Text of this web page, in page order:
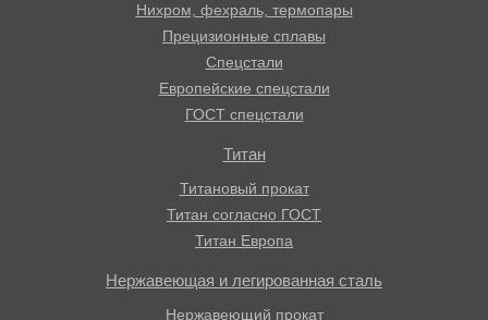
Нихром, фехраль, термопары
Прецизионные сплавы
Спецстали
Европейские спецстали
ГОСТ спецстали
Титан
Титановый прокат
Титан согласно ГОСТ
Титан Европа
Нержавеющая и легированная сталь
Нержавеющий прокат